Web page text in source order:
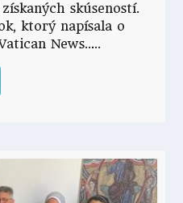
skúseností.
ktorý napísala o
News...